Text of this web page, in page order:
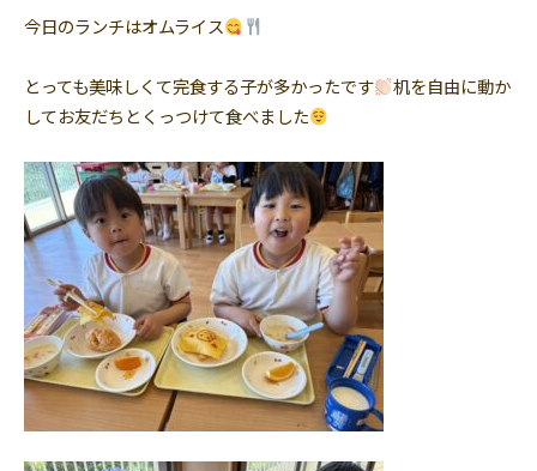
今日のランチはオムライス
とっても美味しくて完食する子が多かったです
机を自由に動か
してお友だちとくっつけて食べました